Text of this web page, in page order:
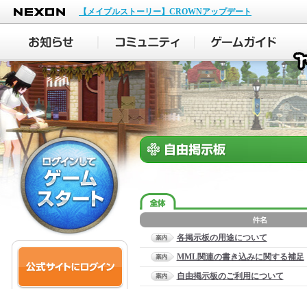
NEXON
【メイプルストーリー】CROWNアップデート
各掲示板の用途について
MML関連の書き込みに関する補足
自由掲示板のご利用について